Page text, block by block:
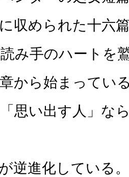
収められた十六
み手のハートを
から始まってい
思い出す人」な
が逆進化している